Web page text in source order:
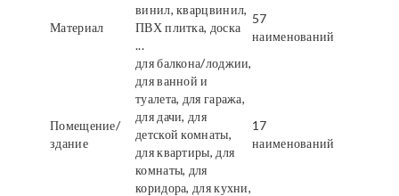
Материал
винил, кварцвинил,
ПВХ плитка, доска
...
57
наименований
Помещение/
здание
для балкона/лоджии,
для ванной и
туалета, для гаража,
для дачи, для
детской комнаты,
для квартиры, для
комнаты, для
коридора, для кухни,
17
наименований